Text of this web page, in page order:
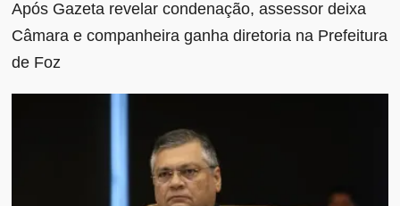
Após Gazeta revelar condenação, assessor deixa
Câmara e companheira ganha diretoria na Prefeitura
de Foz